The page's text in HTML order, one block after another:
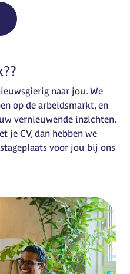
naar jou. We
op de arbeidsmarkt, en
vernieuwende inzichten.
je CV, dan hebben we
voor jou bij ons